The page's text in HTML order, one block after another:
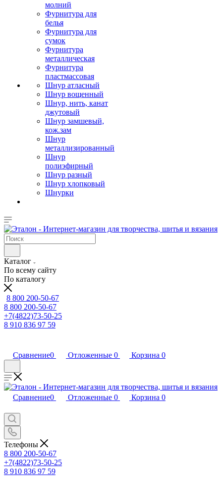
молний
Фурнитура для
белья
Фурнитура для
сумок
Фурнитура
металлическая
Фурнитура
пластмассовая
Шнур атласный
Шнур вощенный
Шнур, нить, канат
джутовый
Шнур замшевый,
кож.зам
Шнур
металлизированный
Шнур
полиэфирный
Шнур разный
Шнур хлопковый
Шнурки
Каталог
По всему сайту
По каталогу
8 800 200-50-67
8 800 200-50-67
+7(4822)73-50-25
8 910 836 97 59
Сравнение0 Отложенные 0 Корзина 0
Сравнение0 Отложенные 0 Корзина 0
Телефоны
8 800 200-50-67
+7(4822)73-50-25
8 910 836 97 59